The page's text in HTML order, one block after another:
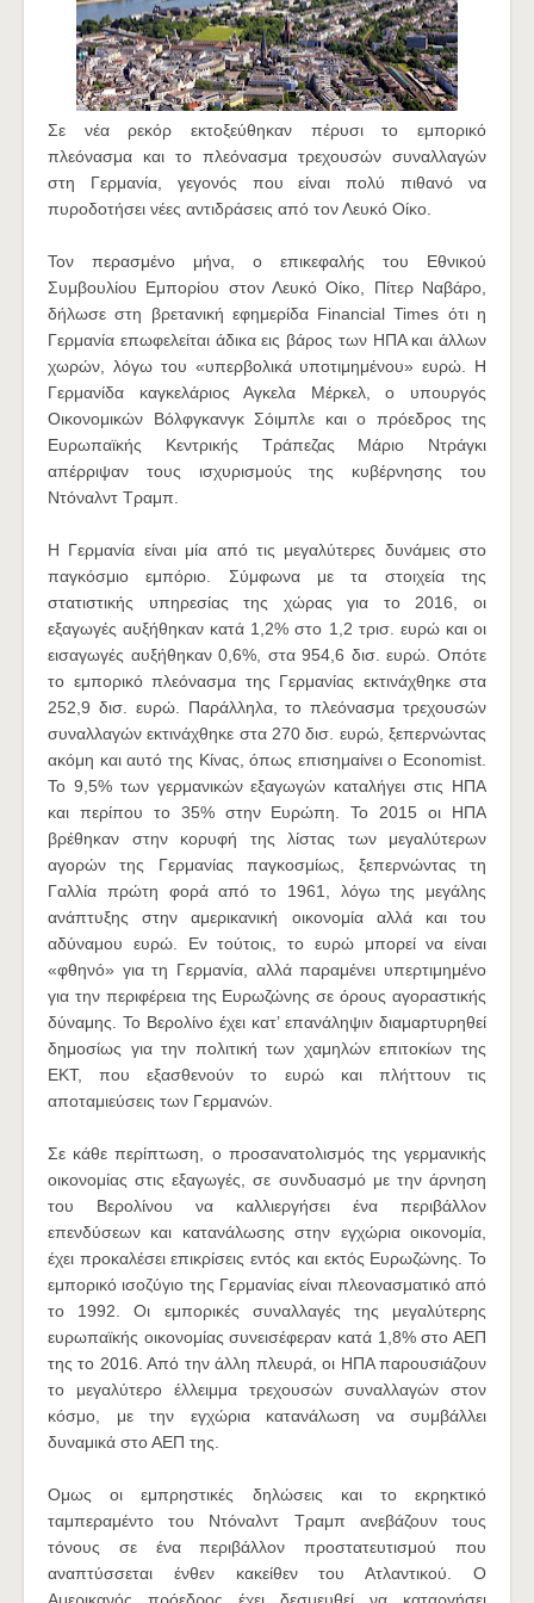
Σε νέα ρεκόρ εκτοξεύθηκαν πέρυσι το εμπορικό
πλεόνασμα και το πλεόνασμα τρεχουσών συναλλαγών
στη Γερμανία, γεγονός που είναι πολύ πιθανό να
πυροδοτήσει νέες αντιδράσεις από τον Λευκό Οίκο.
Τον περασμένο μήνα, ο επικεφαλής του Εθνικού
Συμβουλίου Εμπορίου στον Λευκό Οίκο, Πίτερ Ναβάρο,
δήλωσε στη βρετανική εφημερίδα Financial Times ότι η
Γερμανία επωφελείται άδικα εις βάρος των ΗΠΑ και άλλων
χωρών, λόγω του «υπερβολικά υποτιμημένου» ευρώ. Η
Γερμανίδα καγκελάριος Αγκελα Μέρκελ, ο υπουργός
Οικονομικών Βόλφγκανγκ Σόιμπλε και ο πρόεδρος της
Ευρωπαϊκής Κεντρικής Τράπεζας Μάριο Ντράγκι
απέρριψαν τους ισχυρισμούς της κυβέρνησης του
Ντόναλντ Τραμπ.
Η Γερμανία είναι μία από τις μεγαλύτερες δυνάμεις στο
παγκόσμιο εμπόριο. Σύμφωνα με τα στοιχεία της
στατιστικής υπηρεσίας της χώρας για το 2016, οι
εξαγωγές αυξήθηκαν κατά 1,2% στο 1,2 τρισ. ευρώ και οι
εισαγωγές αυξήθηκαν 0,6%, στα 954,6 δισ. ευρώ. Οπότε
το εμπορικό πλεόνασμα της Γερμανίας εκτινάχθηκε στα
252,9 δισ. ευρώ. Παράλληλα, το πλεόνασμα τρεχουσών
συναλλαγών εκτινάχθηκε στα 270 δισ. ευρώ, ξεπερνώντας
ακόμη και αυτό της Κίνας, όπως επισημαίνει ο Economist.
Το 9,5% των γερμανικών εξαγωγών καταλήγει στις ΗΠΑ
και περίπου το 35% στην Ευρώπη. Το 2015 οι ΗΠΑ
βρέθηκαν στην κορυφή της λίστας των μεγαλύτερων
αγορών της Γερμανίας παγκοσμίως, ξεπερνώντας τη
Γαλλία πρώτη φορά από το 1961, λόγω της μεγάλης
ανάπτυξης στην αμερικανική οικονομία αλλά και του
αδύναμου ευρώ. Εν τούτοις, το ευρώ μπορεί να είναι
«φθηνό» για τη Γερμανία, αλλά παραμένει υπερτιμημένο
για την περιφέρεια της Ευρωζώνης σε όρους αγοραστικής
δύναμης. Το Βερολίνο έχει κατ’ επανάληψιν διαμαρτυρηθεί
δημοσίως για την πολιτική των χαμηλών επιτοκίων της
ΕΚΤ, που εξασθενούν το ευρώ και πλήττουν τις
αποταμιεύσεις των Γερμανών.
Σε κάθε περίπτωση, ο προσανατολισμός της γερμανικής
οικονομίας στις εξαγωγές, σε συνδυασμό με την άρνηση
του Βερολίνου να καλλιεργήσει ένα περιβάλλον
επενδύσεων και κατανάλωσης στην εγχώρια οικονομία,
έχει προκαλέσει επικρίσεις εντός και εκτός Ευρωζώνης. To
εμπορικό ισοζύγιο της Γερμανίας είναι πλεονασματικό από
το 1992. Οι εμπορικές συναλλαγές της μεγαλύτερης
ευρωπαϊκής οικονομίας συνεισέφεραν κατά 1,8% στο ΑΕΠ
της το 2016. Από την άλλη πλευρά, οι ΗΠΑ παρουσιάζουν
το μεγαλύτερο έλλειμμα τρεχουσών συναλλαγών στον
κόσμο, με την εγχώρια κατανάλωση να συμβάλλει
δυναμικά στο ΑΕΠ της.
Ομως οι εμπρηστικές δηλώσεις και το εκρηκτικό
ταμπεραμέντο του Ντόναλντ Τραμπ ανεβάζουν τους
τόνους σε ένα περιβάλλον προστατευτισμού που
αναπτύσσεται ένθεν κακείθεν του Ατλαντικού. Ο